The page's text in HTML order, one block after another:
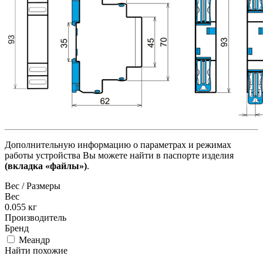
Дополнительную информацию о параметрах и режимах
работы устройства Вы можете найти в паспорте изделия
(вкладка «файлы»).
Вес / Размеры
Вес
0.055 кг
Производитель
Бренд
Меандр
Найти похожие